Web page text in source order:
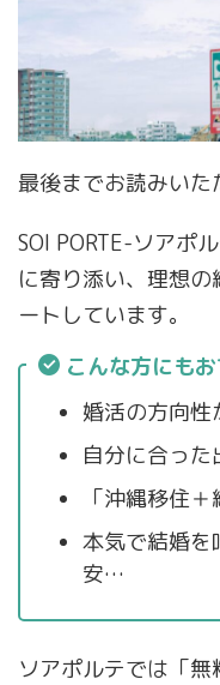
最後までお読みいた
SOI PORTE-ソアポ
に寄り添い、理想
ートしています。
こんな方にも
婚活の方向性
自分に合っ
「沖縄移住
本気で結婚を
安…
ソアポルテでは「